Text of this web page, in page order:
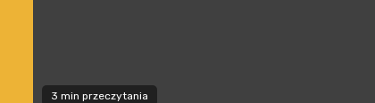
3 min przeczytania